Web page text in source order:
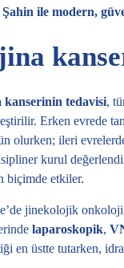
ile modern,
kanserinin tedavisi,
Erken evrede
olurken; ileri
kurul
biçimde etkiler.
jinekolojik onkoloji
laparoskopik,
en üstte tutarken,